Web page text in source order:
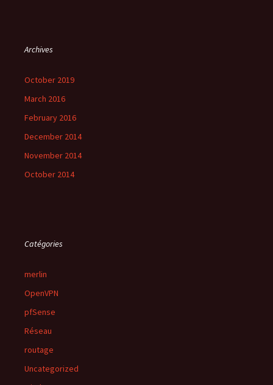
Archives
October 2019
March 2016
February 2016
December 2014
November 2014
October 2014
Catégories
merlin
OpenVPN
pfSense
Réseau
routage
Uncategorized